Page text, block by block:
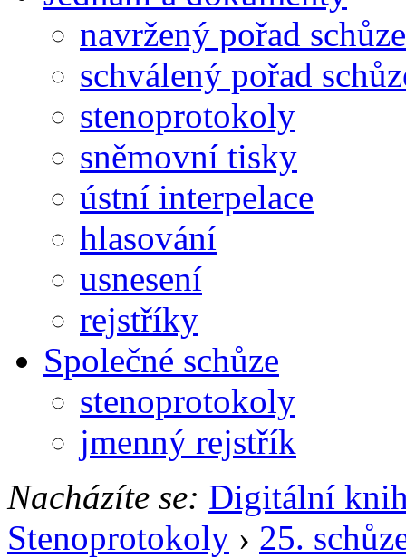
navržený pořad schůze
schválený pořad
stenoprotokoly
sněmovní tisky
ústní interpelace
hlasování
usnesení
rejstříky
Společné schůze
stenoprotokoly
jmenný rejstřík
Nacházíte se: Digitální
Stenoprotokoly › 25.